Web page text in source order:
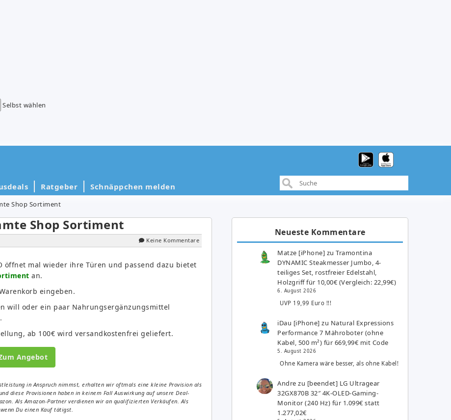
Selbst wählen
Ratgeber Schnäppchen melden
Shop Sortiment
Shop Sortiment
Keine Kommentare
öffnet mal wieder ihre Türen und passend dazu bietet
an.
eingeben.
will oder ein paar Nahrungsergänzungsmittel
ab 100€ wird versandkostenfrei geliefert.
Angebot
in Anspruch nimmst, erhalten wir oftmals eine kleine Provision als
diese Provisionen haben in keinem Fall Auswirkung auf unsere Deal-
Als Amazon-Partner verdienen wir an qualifizierten Verkäufen. Als
Du einen Kauf tätigst.
Neueste Kommentare
Matze [iPhone] zuTramontina
DYNAMIC Steakmesser Jumbo, 4-
teiliges Set, rostfreier Edelstahl,
Holzgriff für 10,00€ (Vergleich: 22,99€)
6. August 2026
UVP 19,99 Euro !!!
iDau [iPhone] zu Natural Expressions
Performance 7 Mähroboter (ohne
Kabel, 500 m²) für 669,99€ mit Code
5. August 2026
Ohne Kamera wäre besser, als ohne Kabel!
Andre zu [beendet] LG Ultragear
32GX870B 32″ 4K-OLED-Gaming-
Monitor (240 Hz) für 1.099€ statt
1.277,02€